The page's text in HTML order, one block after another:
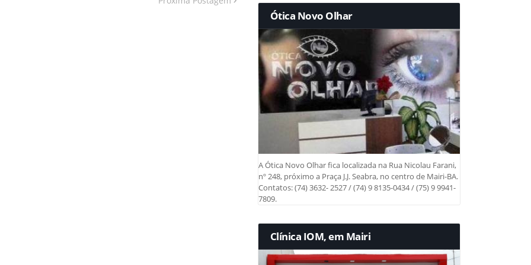
Ótica Novo Olhar
A Ótica Novo Olhar fica localizada na Rua Nicolau Farani,
nº 248, próximo a Praça J.J. Seabra, no centro de Mairi-BA.
Contatos: (74) 3632- 2527 / (74) 9 8135-0434 / (75) 9 9941-
7809.
Clínica IOM, em Mairi